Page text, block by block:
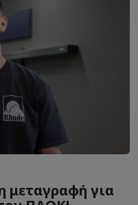
μεταγραφή για